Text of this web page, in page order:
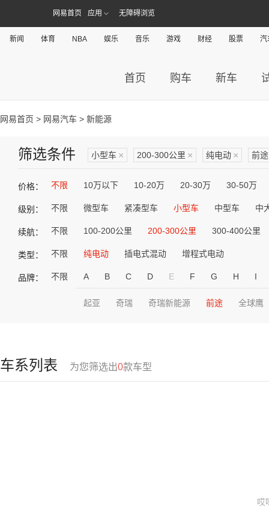
网易首页 应用 无障碍浏览
新闻 体育 NBA 娱乐 音乐 游戏 财经 股票 汽
首页 购车 新车
网易首页 > 网易汽车 > 新能源
筛选条件 小型车 × 200-300公里 × 纯电动 × 前途
价格： 不限 10万以下 10-20万 20-30万 30-50万
级别： 不限 微型车 紧凑型车 小型车 中型车 中
续航： 不限 100-200公里 200-300公里 300-400公里
类型： 不限 纯电动 插电式混动 增程式电动
品牌： 不限 A B C D E F G H I
起亚 奇瑞 奇瑞新能源 前途 全球鹰
车系列表 为您筛选出0款车型
哎